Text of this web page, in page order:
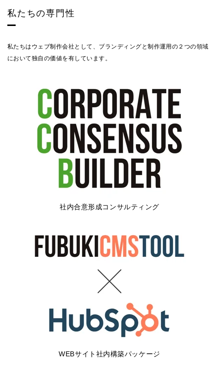
私たちの専門性
私たちはウェブ制作会社として、ブランディングと制作運用の２つの領域
において独自の価値を有しています。
社内合意形成コンサルティング
WEBサイト社内構築パッケージ